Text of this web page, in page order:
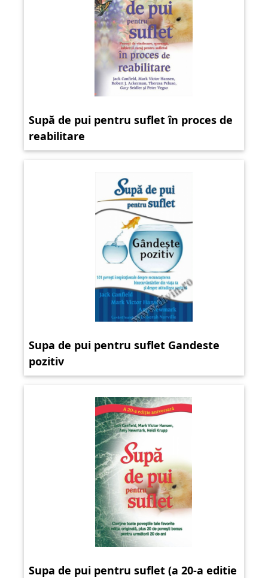
Supă de pui pentru suflet în proces de
reabilitare
Supa de pui pentru suflet Gandeste
pozitiv
Supa de pui pentru suflet (a 20-a editie